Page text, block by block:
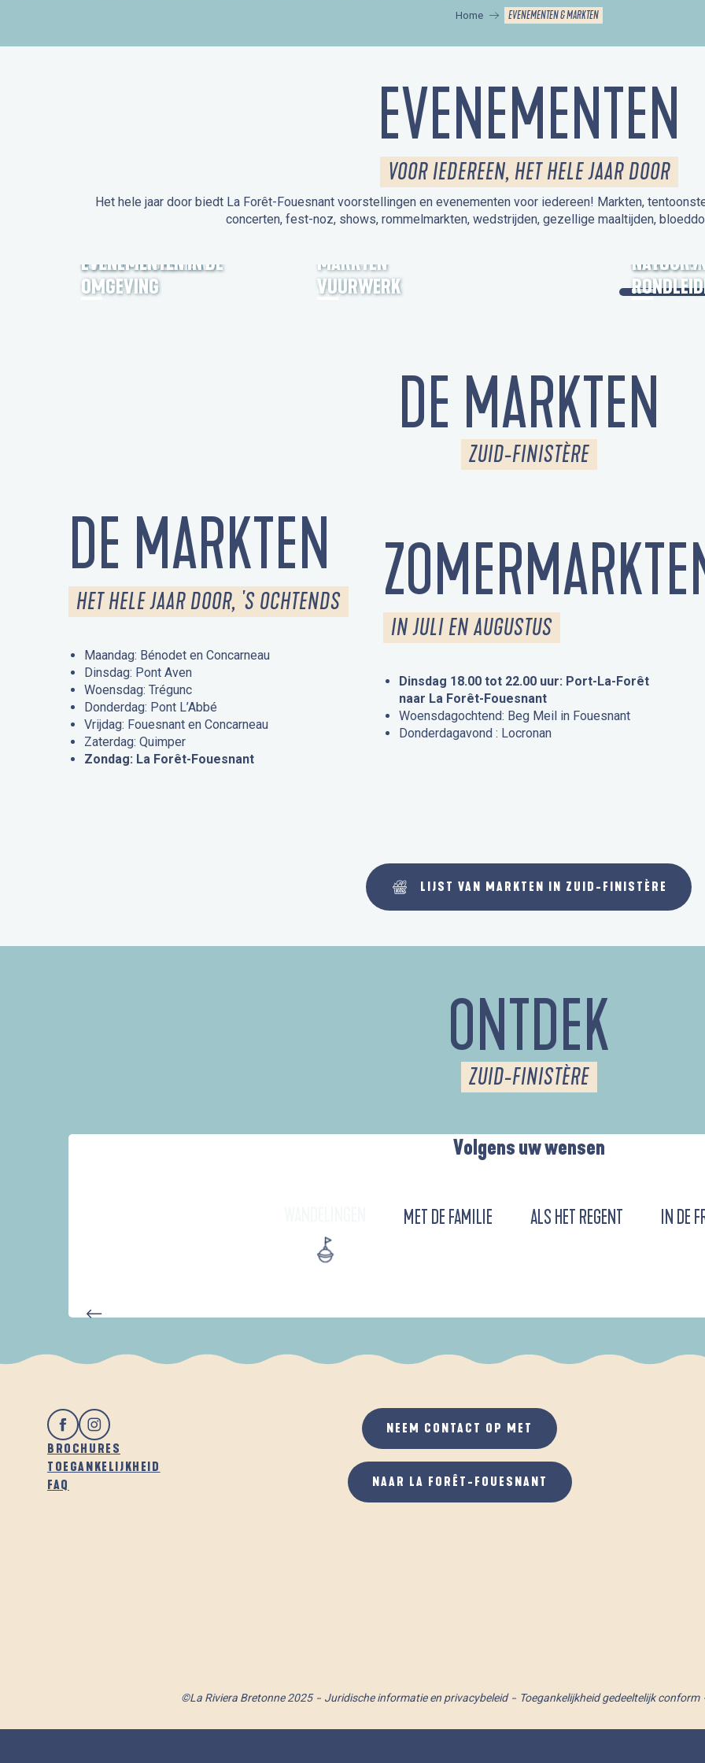
Home EVENEMENTEN & MARKTEN
EVENEMENTEN
VOOR IEDEREEN, HET HELE JAAR DOOR
Het hele jaar door biedt La Forêt-Fouesnant voorstellingen en evenementen voor iedereen! Markten,
concerten, fest-noz, shows, rommelmarkten, wedstrijden, gezellige maaltijden,
FORÊT-FOUESNANT
EVENEMENTEN IN DE
OMGEVING
MARKTEN
VUURWERK
OPEN
NATUUR /
DE MARKTEN
ZUID-FINISTÈRE
DE MARKTEN
HET HELE JAAR DOOR, 'S OCHTENDS
Maandag: Bénodet en Concarneau
Dinsdag: Pont Aven
Woensdag: Trégunc
Donderdag: Pont L’Abbé
Vrijdag: Fouesnant en Concarneau
Zaterdag: Quimper
Zondag: La Forêt-Fouesnant
IN JULI EN AUGUSTUS
Dinsdag 18.00 tot 22.00 uur: Port-La-Forêt
naar La Forêt-Fouesnant
Woensdagochtend: Beg Meil in Fouesnant
Donderdagavond : Locronan
LIJST VAN MARKTEN IN ZUID-FINISTÈRE
ONTDEK
ZUID-FINISTÈRE
Volgens uw wensen
MET DE FAMILIE ALS HET REGENT IN DE
BROCHURES
TOEGANKELIJKHEID
FAQ
NEEM CONTACT OP MET
NAAR LA FORÊT-FOUESNANT
©La Riviera Bretonne 2025 Juridische informatie en privacybeleid Toegankelijkheid gedeeltelijk conform